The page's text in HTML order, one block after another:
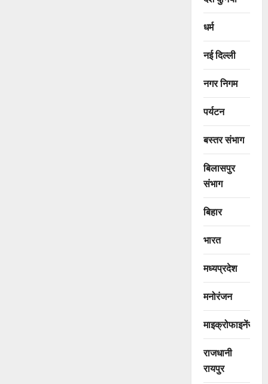
धर्म
नई दिल्ली
नगर निगम
पर्यटन
बस्तर संभाग
बिलासपुर
संभाग
बिहार
भारत
मध्यप्रदेश
मनोरंजन
माइक्रोफाइनेंस
राजधानी
रायपुर